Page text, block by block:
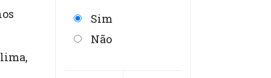
Sim
Não